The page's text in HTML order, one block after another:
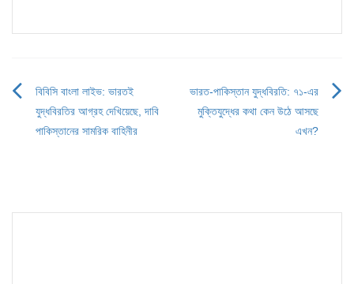
Post
navigation
বিবিসি বাংলা লাইভ: ভারতই
যুদ্ধবিরতির আগ্রহ দেখিয়েছে, দাবি
পাকিস্তানের সামরিক বাহিনীর
ভারত-পাকিস্তান যুদ্ধবিরতি: ৭১-এর
মুক্তিযুদ্ধের কথা কেন উঠে আসছে
এখন?